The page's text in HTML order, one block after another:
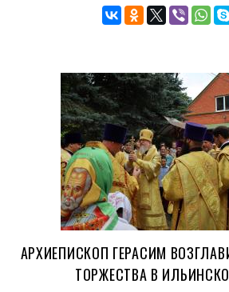
АРХИЕПИСКОП ГЕРАСИМ
ТОРЖЕСТВА В